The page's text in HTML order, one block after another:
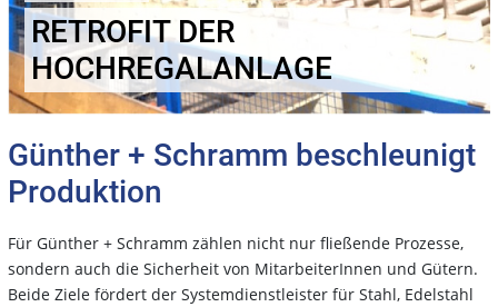
RETROFIT DER
HOCHREGALANLAGE
Günther + Schramm beschleunigt
Produktion
Für Günther + Schramm zählen nicht nur fließende Prozesse,
sondern auch die Sicherheit von MitarbeiterInnen und Gütern.
Beide Ziele fördert der Systemdienstleister für Stahl, Edelstahl